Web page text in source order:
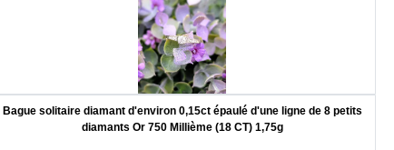
Bague solitaire diamant d'environ 0,15ct épaulé d'une ligne de 8 petits
diamants Or 750 Millième (18 CT) 1,75g